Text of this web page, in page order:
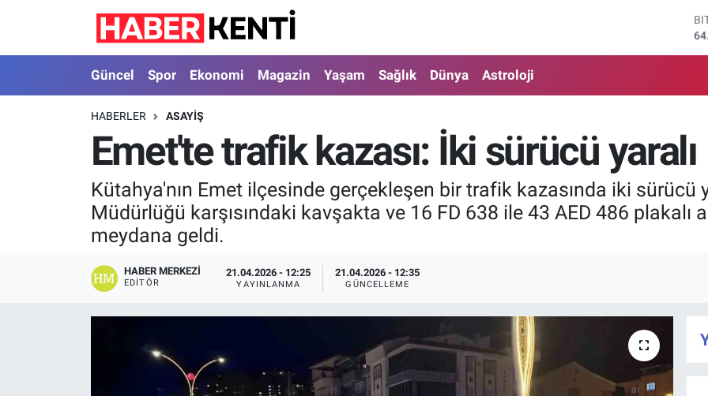
Güncel Spor Ekonomi Magazin Yaşam Sağlık Dünya Astroloji
HABERLER ASAYIŞ
Emet'te trafik kazası: İki sürücü yaralı
Kütahya'nın Emet ilçesinde gerçekleşen bir trafik kazasında iki sürücü
Müdürlüğü karşısındaki kavşakta ve 16 FD 638 ile 43 AED 486 plakalı
meydana geldi.
HABER MERKEZI
EDITÖR
21.04.2026 - 12:25
YAYINLANMA
21.04.2026 - 12:35
GÜNCELLEME
Güncel
Spor
Ekonomi
Magazin
Nöbetçi Eczaneler
Hava Durumu
İstanbul Namaz Vakitleri
Trafik Durumu
Süper Lig Puan Durumu ve Fikstür
Tüm Manşetler